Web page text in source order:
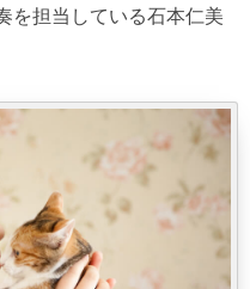
を担当している石本仁美